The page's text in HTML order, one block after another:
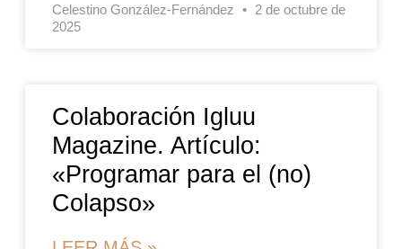
Celestino González-Fernández
2 de octubre de
2025
Colaboración Igluu
Magazine. Artículo:
«Programar para el (no)
Colapso»